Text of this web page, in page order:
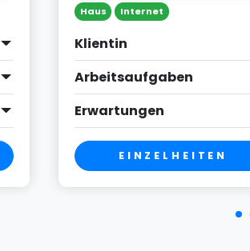
Haus
Internet
Klientin
Arbeitsaufgaben
Erwartungen
EINZELHEITEN